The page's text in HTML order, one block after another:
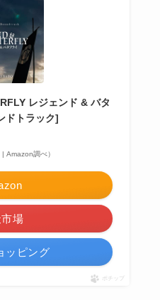
レジェンド & バタ
ドトラック]
Amazon調べ）
場
ッピング
ポチップ